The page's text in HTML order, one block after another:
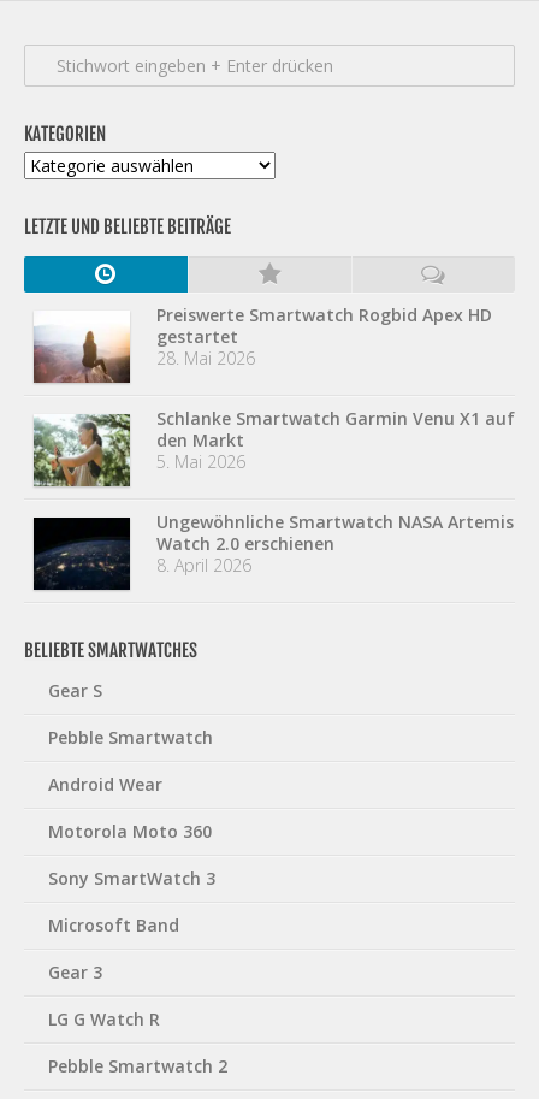
KATEGORIEN
Kategorien
LETZTE UND BELIEBTE BEITRÄGE
Preiswerte Smartwatch Rogbid Apex HD
gestartet
28. Mai 2026
Schlanke Smartwatch Garmin Venu X1 auf
den Markt
5. Mai 2026
Ungewöhnliche Smartwatch NASA Artemis
Watch 2.0 erschienen
8. April 2026
BELIEBTE SMARTWATCHES
Gear S
Pebble Smartwatch
Android Wear
Motorola Moto 360
Sony SmartWatch 3
Microsoft Band
Gear 3
LG G Watch R
Pebble Smartwatch 2